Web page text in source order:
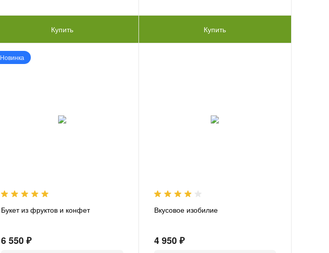
Купить Купить
Новинка
Букет из фруктов и конфет
6 550 ₽
Вкусовое изобилие
4 950 ₽